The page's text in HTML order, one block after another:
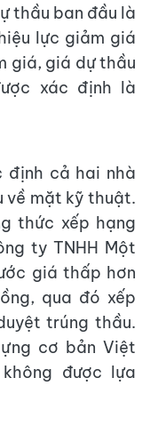
thầu ban đầu là
lực giảm giá
giá, giá dự thầu
xác định là
định cả hai nhà
về mặt kỹ thuật.
thức xếp hạng
ty TNHH Một
giá thấp hơn
qua đó xếp
trúng thầu.
cơ bản Việt
được lựa